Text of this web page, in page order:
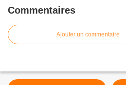
Commentaires
Ajouter un commentaire